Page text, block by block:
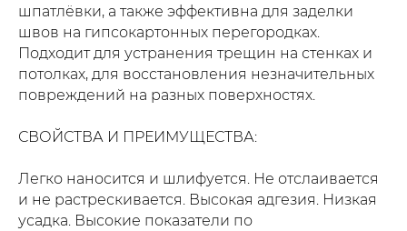
шпатлёвки, а также эффективна для заделки
швов на гипсокартонных перегородках.
Подходит для устранения трещин на стенках и
потолках, для восстановления незначительных
повреждений на разных поверхностях.
СВОЙСТВА И ПРЕИМУЩЕСТВА:
Легко наносится и шлифуется. Не отслаивается
и не растрескивается. Высокая адгезия. Низкая
усадка. Высокие показатели по